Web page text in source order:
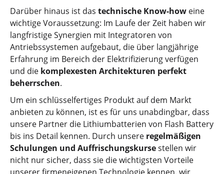
Darüber hinaus ist das technische Know-how eine
wichtige Voraussetzung: Im Laufe der Zeit haben wir
langfristige Synergien mit Integratoren von
Antriebssystemen aufgebaut, die über langjährige
Erfahrung im Bereich der Elektrifizierung verfügen
und die komplexesten Architekturen perfekt
beherrschen.
Um ein schlüsselfertiges Produkt auf dem Markt
anbieten zu können, ist es für uns unabdingbar, dass
unsere Partner die Lithiumbatterien von Flash Battery
bis ins Detail kennen. Durch unsere regelmäßigen
Schulungen und Auffrischungskursestellen wir
nicht nur sicher, dass sie die wichtigsten Vorteile